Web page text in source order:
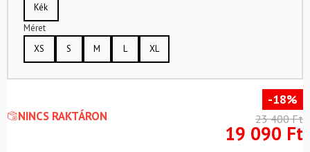
Kék
Méret
XS
S M L XL
NINCS RAKTÁRON
-18%
23 400Ft
19 090 Ft